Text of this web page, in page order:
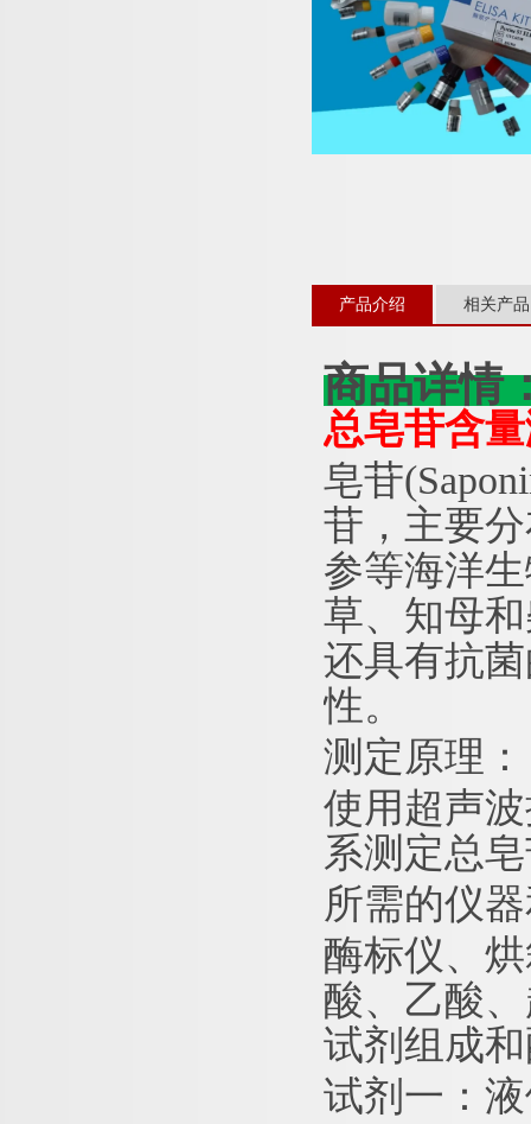
产品介绍 相关产品
商品详情
总皂苷含
皂苷
苷，主要
参等海洋
草、知母
还具有抗
性。
测定原理：
使用超声
系测定总
所需的仪
酶标仪、
酸、乙酸
试剂组成
试剂一：